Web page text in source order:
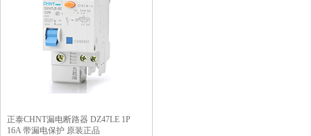
正泰CHNT漏电断路器 DZ47LE 1P
16A 带漏电保护 原装正品